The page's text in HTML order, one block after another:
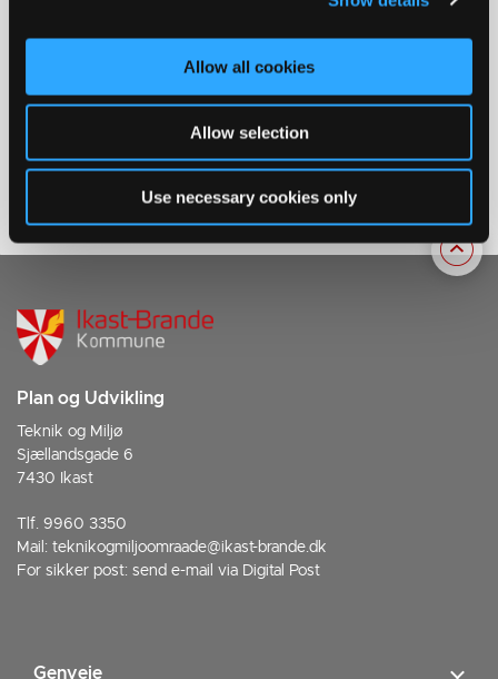
Allow all cookies
Allow selection
Use necessary cookies only
Kommuneplanen på kort
Link til Strategi for arealanvendelse
Plan og Udvikling
Teknik og Miljø
Sjællandsgade 6
7430 Ikast
Tlf. 9960 3350
Mail: teknikogmiljoomraade@ikast-brande.dk
For sikker post: send e-mail via Digital Post
Genveje